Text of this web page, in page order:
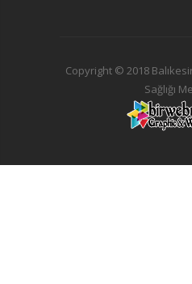
Copyright © 2018
Sağlığı